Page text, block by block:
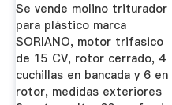
Se vende molino triturador
para plástico marca
SORIANO, motor trifasico
de 15 CV, rotor cerrado, 4
cuchillas en bancada y 6 en
rotor, medidas exteriores